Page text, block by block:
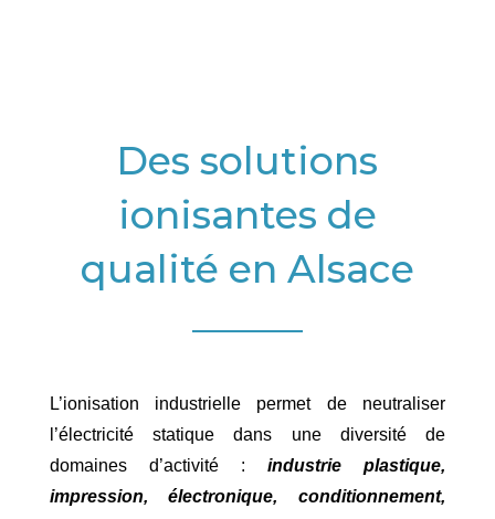
Des solutions
ionisantes de
qualité en Alsace
L’ionisation industrielle permet de neutraliser
l’électricité statique dans une diversité de
domaines d’activité :industrie plastique,
impression, électronique, conditionnement,